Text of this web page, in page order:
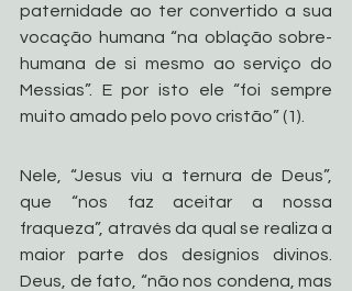
paternidade ao ter convertido a sua
vocação humana “na oblação sobre-
humana de si mesmo ao serviço do
Messias”. E por isto ele “foi sempre
muito amado pelo povo cristão” (1).
Nele, “Jesus viu a ternura de Deus”,
que “nos faz aceitar a nossa
fraqueza”, através da qual se realiza a
maior parte dos desígnios divinos.
Deus, de fato, “não nos condena, mas